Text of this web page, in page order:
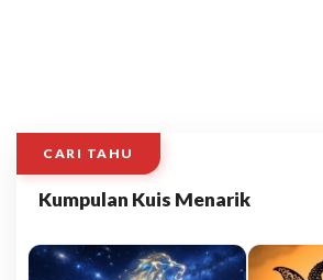
CARI TAHU
Kumpulan Kuis Menarik